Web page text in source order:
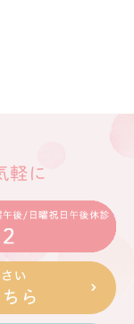
軽に